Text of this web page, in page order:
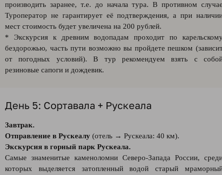
производить заранее, т.е. до начала тура. В противном
Туроператор не гарантирует её подтверждения, а при
мест стоимость будет увеличена на 200 рублей.
* Экскурсия к древним водопадам проходит по
бездорожью, часть пути возможно вы пройдете пешком
от погодных условий). В тур рекомендуем взять с
резиновые сапоги и дождевик.
День 5: Сортавала + Рускеала
Завтрак.
Отправление в Рускеалу (отель → Рускеала: 40 км).
Экскурсия в горный парк Рускеала.
Самые знаменитые каменоломни Северо-Запада России,
которых выделяется затопленный водой старый